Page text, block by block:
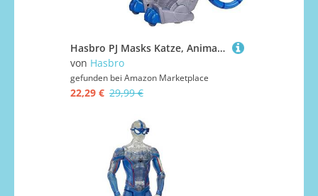
Hasbro PJ Masks Katze, Animal Power Charge und Roar Power, Interaktive Spielzeug mit 20+ Lichtern und Geräuschen, Superhelden-Spielzeug für Jungen und Mädchen ab 3 Jahren
von Hasbro
gefunden bei Amazon Marketplace
22,29 € 29,99 €